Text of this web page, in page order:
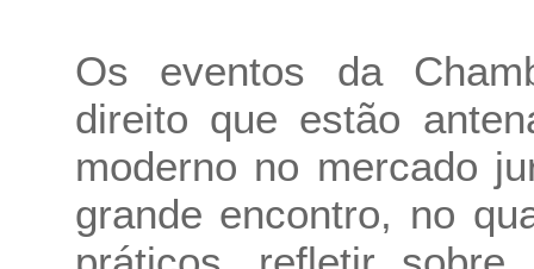
Os eventos da
direito que estão
moderno no mercado
grande encontro, no